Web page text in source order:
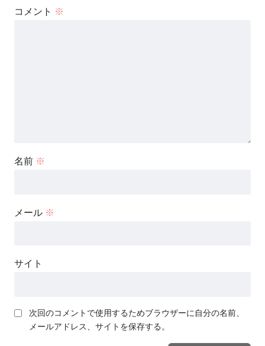
コメント ※
名前 ※
メール ※
サイト
次回のコメントで使用するためブラウザーに自分の名前、
メールアドレス、サイトを保存する。